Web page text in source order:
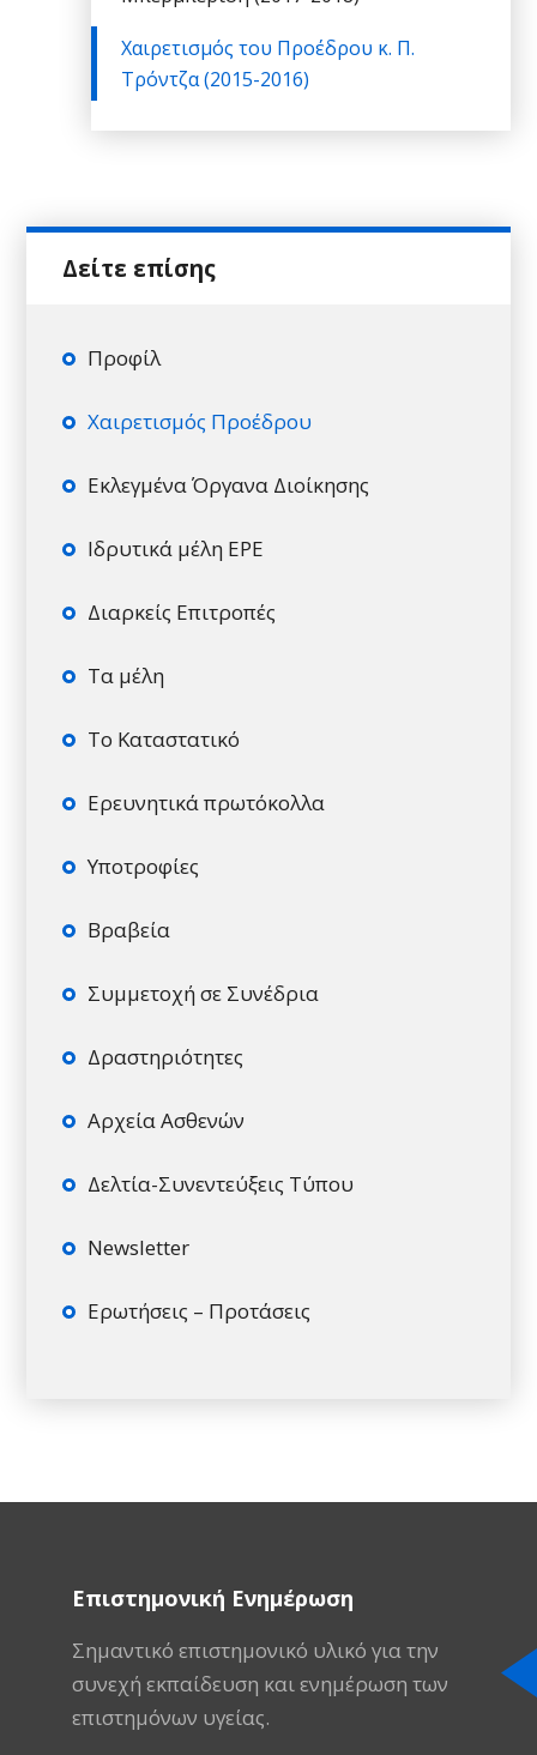
Χαιρετισμός του Προέδρου κ. Π.
Τρόντζα (2015-2016)
Προφίλ
Χαιρετισμός Προέδρου
Εκλεγμένα Όργανα Διοίκησης
Ιδρυτικά μέλη ΕΡΕ
Διαρκείς Επιτροπές
Τα μέλη
Το Καταστατικό
Ερευνητικά πρωτόκολλα
Υποτροφίες
Βραβεία
Συμμετοχή σε Συνέδρια
Δραστηριότητες
Αρχεία Ασθενών
Δελτία-Συνεντεύξεις Τύπου
Newsletter
Ερωτήσεις – Προτάσεις
Επιστημονική Ενημέρωση
Σημαντικό επιστημονικό υλικό για την
συνεχή εκπαίδευση και ενημέρωση των
επιστημόνων υγείας.